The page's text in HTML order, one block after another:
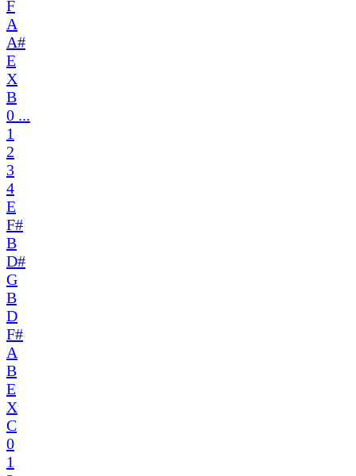
F
A
A#
E
X
B
0 ...
1
2
3
4
E
F#
B
D#
G
B
D
F#
A
B
E
X
C
0
1